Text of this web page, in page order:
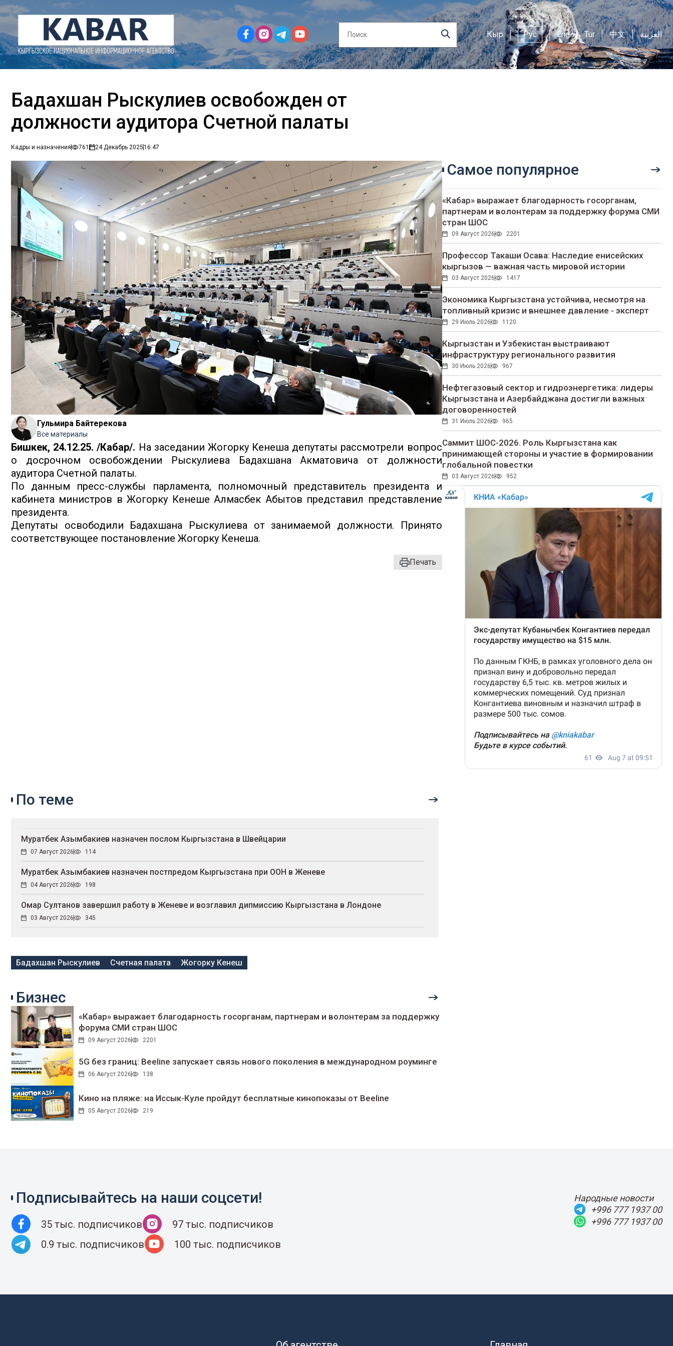
Кыр Рус Eng Tur 中文 العربية
Бадахшан Рыскулиев освобожден от
должности аудитора Счетной палаты
Кадры и назначения 761 24 Декабрь 202516:47
Гульмира Байтерекова
Все материалы
Бишкек, 24.12.25. /Кабар/. На заседании Жогорку Кенеша депутаты рассмотрели вопрос
о досрочном освобождении Рыскулиева Бадахшана Акматовича от должности
аудитора Счетной палаты.
По данным пресс-службы парламента, полномочный представитель президента и
кабинета министров в Жогорку Кенеше Алмасбек Абытов представил представление
президента.
Депутаты освободили Бадахшана Рыскулиева от занимаемой должности. Принято
соответствующее постановление Жогорку Кенеша.
Печать
Самое популярное
«Кабар» выражает благодарность госорганам,
партнерам и волонтерам за поддержку форума СМИ
стран ШОС
09 Август 2026 2201
Профессор Такаши Осава: Наследие енисейских
кыргызов — важная часть мировой истории
03 Август 2026 1417
Экономика Кыргызстана устойчива, несмотря на
топливный кризис и внешнее давление - эксперт
29 Июль 2026 1120
Кыргызстан и Узбекистан выстраивают
инфраструктуру регионального развития
30 Июль 2026 967
Нефтегазовый сектор и гидроэнергетика: лидеры
Кыргызстана и Азербайджана достигли важных
договоренностей
31 Июль 2026 965
Саммит ШОС-2026. Роль Кыргызстана как
принимающей стороны и участие в формировании
глобальной повестки
03 Август 2026 952
По теме
Муратбек Азымбакиев назначен послом Кыргызстана в Швейцарии
07 Август 2026 114
Муратбек Азымбакиев назначен постпредом Кыргызстана при ООН в Женеве
04 Август 2026 198
Омар Султанов завершил работу в Женеве и возглавил дипмиссию Кыргызстана в Лондоне
03 Август 2026 345
Бадахшан Рыскулиев Счетная палата Жогорку Кенеш
Бизнес
«Кабар» выражает благодарность госорганам, партнерам и волонтерам за поддержку
форума СМИ стран ШОС
09 Август 2026 2201
5G без границ: Beeline запускает связь нового поколения в международном роуминге
06 Август 2026 138
Кино на пляже: на Иссык-Куле пройдут беcплатные кинопоказы от Beeline
05 Август 2026 219
Подписывайтесь на наши соцсети!
35 тыс. подписчиков
97 тыс. подписчиков
0.9 тыс. подписчиков
100 тыс. подписчиков
Народные новости
+996 777 1937 00
+996 777 1937 00